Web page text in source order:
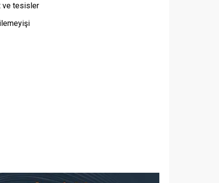
ve tesisler